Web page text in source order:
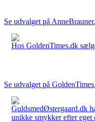
Se udvalget på
Hos GoldenTimes.dk
Se udvalget på
GuldsmedØstergaard.dk
unikke smykker efter eget